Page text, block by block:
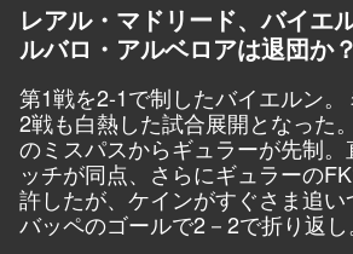
レアル・マドリード、バイエ
ルバロ・アルベロアは退団か？
第1戦を2-1で制したバイエルン
2戦も白熱した試合展開となった
のミスパスからギュラーが先制。
ッチが同点、さらにギュラーの
許したが、ケインがすぐさま追
バッペのゴールで2－2で折り返し